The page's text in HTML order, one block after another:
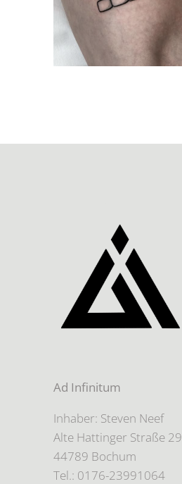
Ad Infinitum
Inhaber: Steven Neef
Alte Hattinger Straße 29
44789 Bochum
Tel.: 0176-23991064